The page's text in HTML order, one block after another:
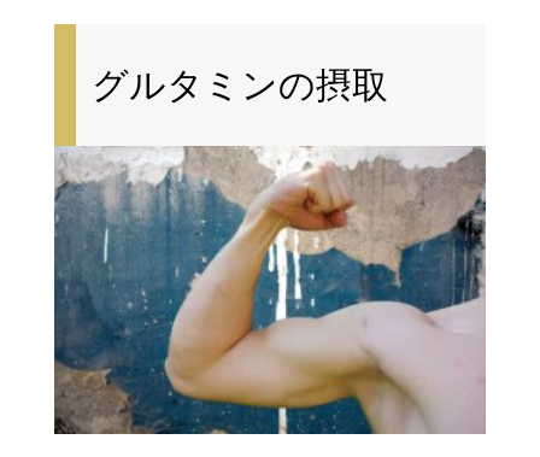
グルタミンの摂取